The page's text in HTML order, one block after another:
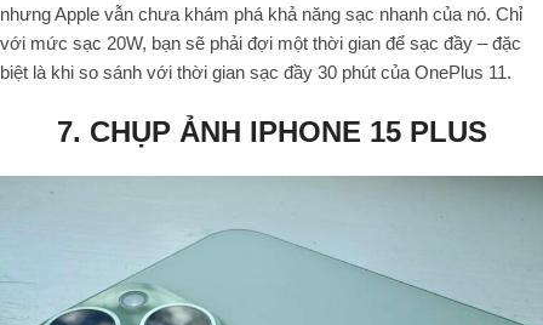
nhưng Apple vẫn chưa khám phá khả năng sạc nhanh của nó. Chỉ
với mức sạc 20W, bạn sẽ phải đợi một thời gian để sạc đầy – đặc
biệt là khi so sánh với thời gian sạc đầy 30 phút của OnePlus 11.
7. CHỤP ẢNH IPHONE 15 PLUS